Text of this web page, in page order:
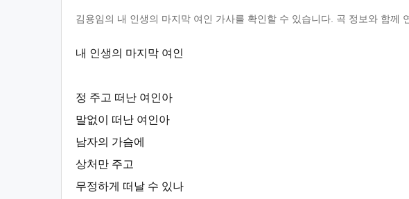
김용임의 내 인생의 마지막 여인 가사를 확인할 수 있습니다. 곡 정보와 함께
내 인생의 마지막 여인
정 주고 떠난 여인아
말없이 떠난 여인아
남자의 가슴에
상처만 주고
무정하게 떠날 수 있나